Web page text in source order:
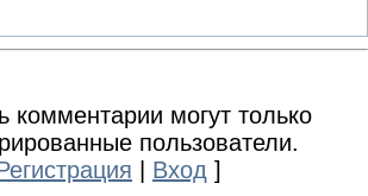
комментарии могут только
пользователи.
Вход ]